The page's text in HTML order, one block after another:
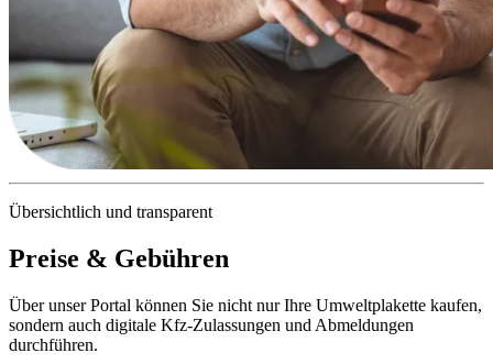
Übersichtlich und transparent
Preise & Gebühren
Über unser Portal können Sie nicht nur Ihre Umweltplakette kaufen,
sondern auch digitale Kfz-Zulassungen und Abmeldungen
durchführen.